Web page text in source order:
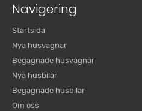
Navigering
Startsida
Nya husvagnar
Begagnade husvagnar
Nya husbilar
Begagnade husbilar
Om oss